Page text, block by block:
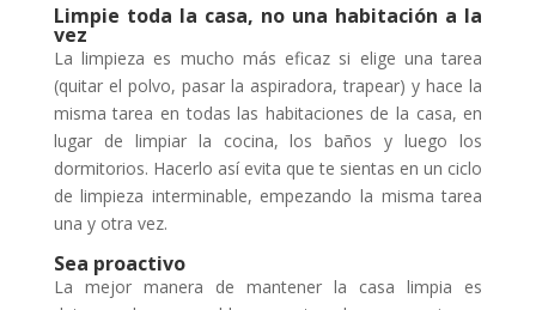
Limpie toda la casa, no una habitación a la
vez
La limpieza es mucho más eficaz si elige una tarea
(quitar el polvo, pasar la aspiradora, trapear) y hace la
misma tarea en todas las habitaciones de la casa, en
lugar de limpiar la cocina, los baños y luego los
dormitorios. Hacerlo así evita que te sientas en un ciclo
de limpieza interminable, empezando la misma tarea
una y otra vez.
Sea proactivo
La mejor manera de mantener la casa limpia es